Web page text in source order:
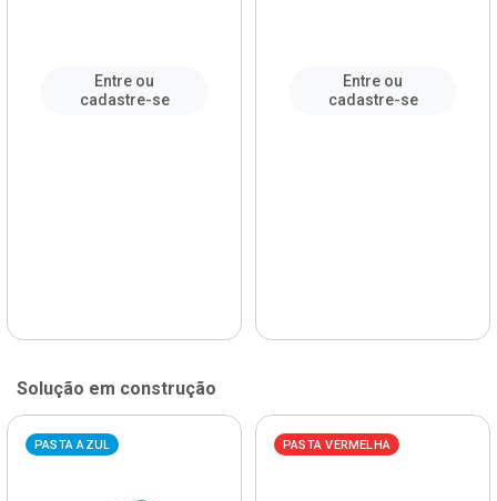
Entre ou
cadastre-se
Entre ou
cadastre-se
Solução em construção
PASTA AZUL PASTA VERMELHA